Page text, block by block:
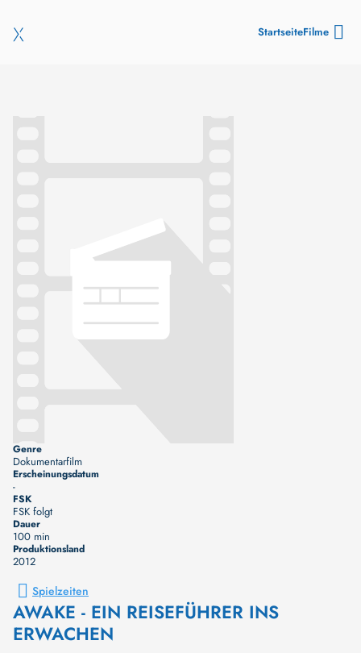
StartseiteFilme
Genre
Dokumentarfilm
Erscheinungsdatum
-
FSK
FSK folgt
Dauer
100 min
Produktionsland
2012
Spielzeiten
AWAKE - EIN REISEFÜHRER INS
ERWACHEN